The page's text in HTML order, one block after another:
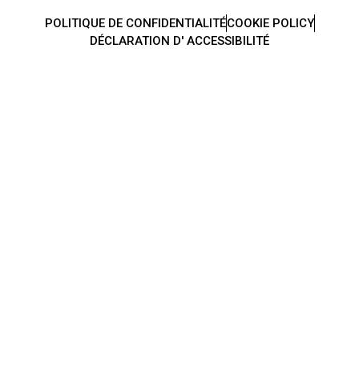
POLITIQUE DE CONFIDENTIALITÉCOOKIE POLICY
DÉCLARATION D' ACCESSIBILITÉ